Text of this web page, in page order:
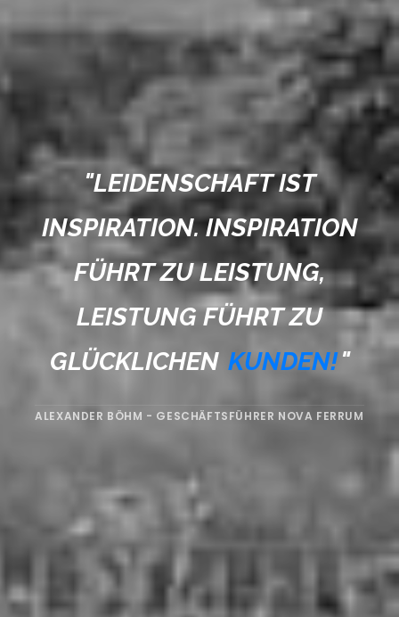
"LEIDENSCHAFT IST
INSPIRATION. INSPIRATION
FÜHRT ZU LEISTUNG,
LEISTUNG FÜHRT ZU
GLÜCKLICHEN KUNDEN!"
ALEXANDER BÖHM - GESCHÄFTSFÜHRER NOVA FERRUM